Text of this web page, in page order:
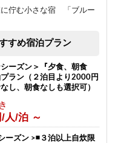
満喫 チェックイン時26度
リンクサービス
/人/泊 ～
人/泊 ～
に佇む小さな宿 「ブルー
すめ宿泊プラン
ーズン＞『夕食、朝食
ラン（２泊目より2000円
し、朝食なしも選択可）
人/泊 ～
ーズン >◾️３泊以上自炊限